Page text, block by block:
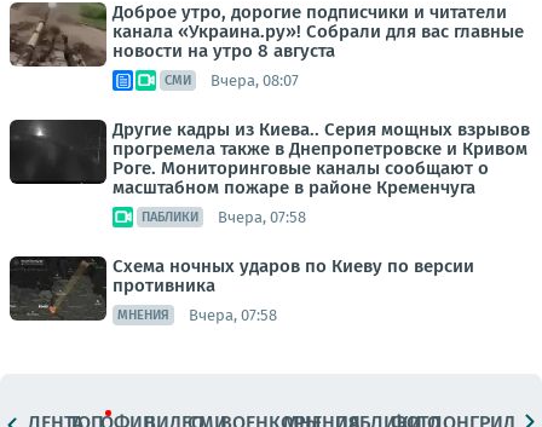
Доброе утро, дорогие подписчики и читатели
канала «Украина.ру»! Собрали для вас главные
новости на утро 8 августа
СМИ Вчера, 08:07
Другие кадры из Киева.. Серия мощных взрывов
прогремела также в Днепропетровске и Кривом
Роге. Мониторинговые каналы сообщают о
масштабном пожаре в районе Кременчуга
ПАБЛИКИ Вчера, 07:58
Схема ночных ударов по Киеву по версии
противника
МНЕНИЯ Вчера, 07:58
ЛЕНТАТОПОФИЦ.ВИДЕОСМИВОЕНКОРЫМНЕНИЯПАБЛИКИ
ФОТОЛОНГРИДЫ